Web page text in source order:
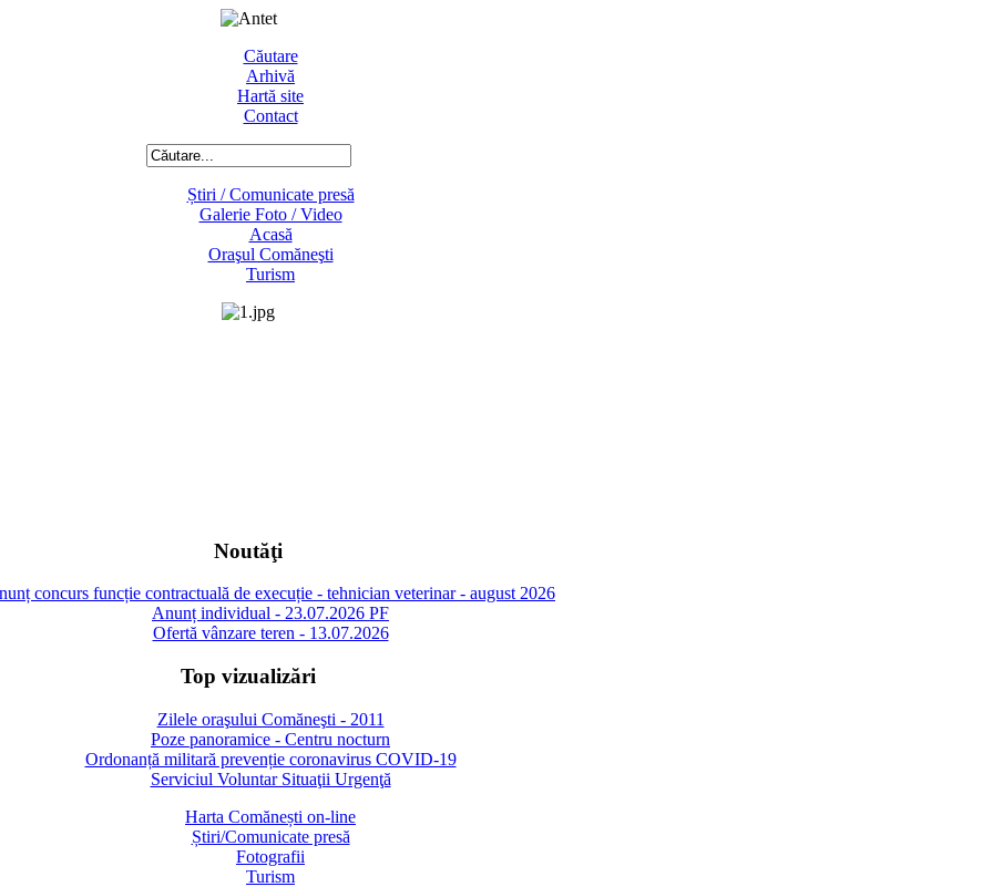
Căutare
Arhivă
Hartă site
Contact
Știri / Comunicate presă
Galerie Foto / Video
Acasă
Oraşul Comăneşti
Turism
Noutăţi
concurs funcție contractuală de execuție - tehnician veterinar - august 2026
Anunț individual - 23.07.2026 PF
Ofertă vânzare teren - 13.07.2026
Top vizualizări
Zilele oraşului Comăneşti - 2011
Poze panoramice - Centru nocturn
Ordonanță militară prevenție coronavirus COVID-19
Serviciul Voluntar Situaţii Urgenţă
Harta Comănești on-line
Știri/Comunicate presă
Fotografii
Turism